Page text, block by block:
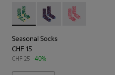
- Chaussettes mi-hautes
003 - Chaussettes mi-
- KA00077-002 -
Seasonal Socks -
Seasonal Socks -
Seasonal
Seasonal Socks
CHF 15
CHF 25 -40%